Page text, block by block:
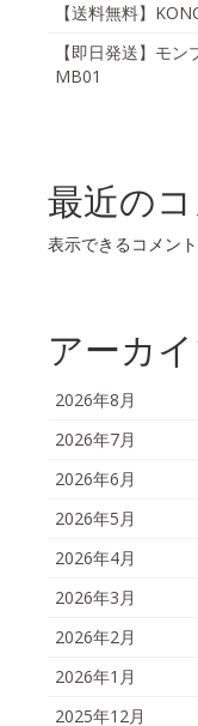
【送料無料】
【即日発送】モ
MB01
最近の
表示できるコメン
アーカ
2026年8月
2026年7月
2026年6月
2026年5月
2026年4月
2026年3月
2026年2月
2026年1月
2025年12月